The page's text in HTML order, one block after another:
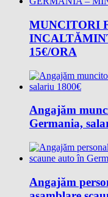
MUNCITORI
15€/ORA
Angajăm
Germania,
Angajăm